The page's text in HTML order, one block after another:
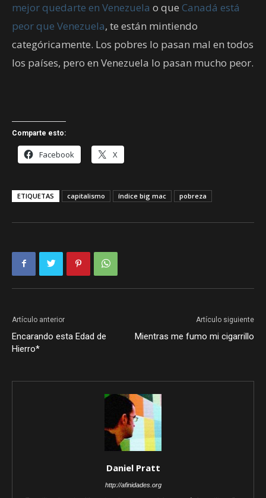
mejor quedarte en Venezuela o que Canadá está
peor que Venezuela, te están mintiendo
categóricamente. Los pobres lo pasan mal en todos
los países, pero en Venezuela lo pasan mucho peor.
Comparte esto:
Facebook X
ETIQUETAS capitalismo índice big mac pobreza
Artículo anterior
Encarando esta Edad de
Hierro*
Artículo siguiente
Mientras me fumo mi cigarrillo
Daniel Pratt
http://afinidades.org